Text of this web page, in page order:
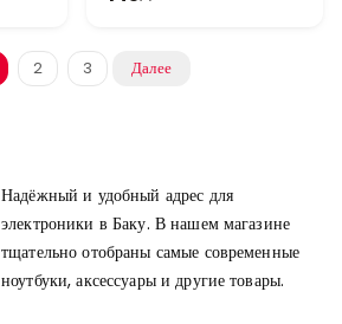
2 3 Далее
Надёжный и удобный адрес для
электроники в Баку. В нашем магазине
тщательно отобраны самые современные
ноутбуки, аксессуары и другие товары.